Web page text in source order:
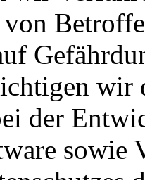
wir
der
sowie